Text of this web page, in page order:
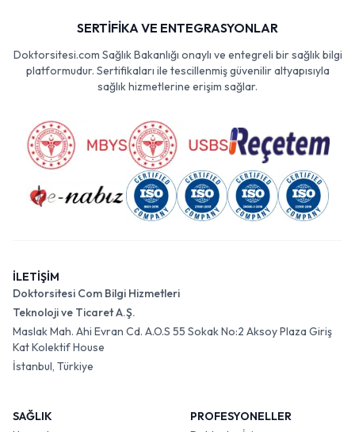
SERTİFİKA VE ENTEGRASYONLAR
Doktorsitesi.com Sağlık Bakanlığı onaylı ve entegreli bir sağlık bilgi
platformudur. Sertifikaları ile tescillenmiş güvenilir altyapısıyla
sağlık hizmetlerine erişim sağlar.
İLETİŞİM
Doktorsitesi Com Bilgi Hizmetleri
Teknoloji ve Ticaret A.Ş.
Maslak Mah. Ahi Evran Cd. A.O.S 55 Sokak No:2 Aksoy Plaza Giriş
Kat Kolektif House
İstanbul, Türkiye
SAĞLIK
PROFESYONELLER